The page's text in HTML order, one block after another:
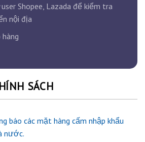
user Shopee, Lazada để kiểm tra
nội địa
hàng
SÁCH
báo các mặt hàng cấm nhập khẩu
nước.